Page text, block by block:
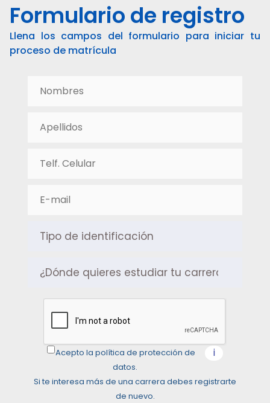
Formulario de registro
Llena los campos del formulario para iniciar tu
proceso de matrícula
Acepto la política de protección de
datos.
i
Si te interesa más de una carrera debes registrarte
de nuevo.